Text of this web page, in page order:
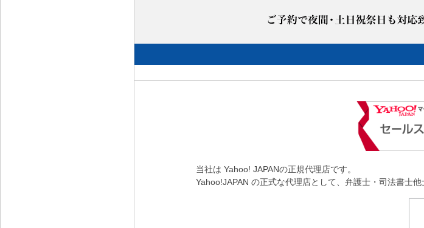
当社は Yahoo! JAPANの正規代理店です。
Yahoo!JAPAN の正式な代理店として、弁護士・司法書士